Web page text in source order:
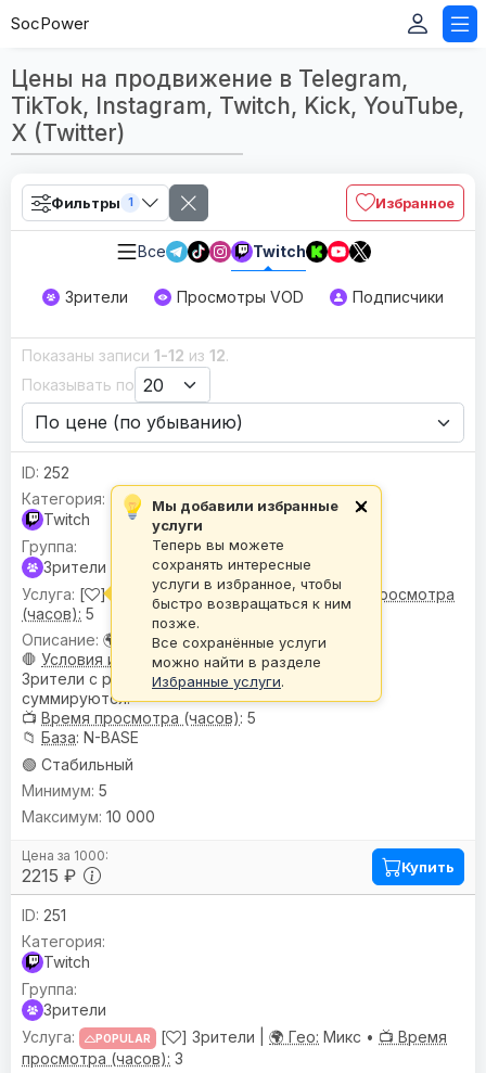
SocPower
Цены на продвижение в Telegram,
TikTok, Instagram, Twitch, Kick, YouTube,
X (Twitter)
Фильтры 1 Избранное
Все Twitch
Зрители Просмотры VOD Подписчики
Показаны записи 1-12 из 12.
Показывать по
252
Twitch
Зрители
[
] Зрители | 🌍 Гео:Микс • 📺 Время просмотра
(часов): 5
🌍
География: Микс
🛑 Условия или ограничения:
Зрители с разных сервисов не
суммируются.
📺 Время просмотра (часов): 5
📁 База: N-BASE
🟢 Стабильный
2215 ₽
5
10 000
Купить
251
Twitch
Зрители
POPULAR [ ] Зрители | 🌍 Гео: Микс • 📺 Время
просмотра (часов): 3
Мы добавили избранные
услуги
Теперь вы можете
сохранять интересные
услуги в избранное, чтобы
быстро возвращаться к ним
позже.
Все сохранённые услуги
можно найти в разделе
Избранные услуги.
×